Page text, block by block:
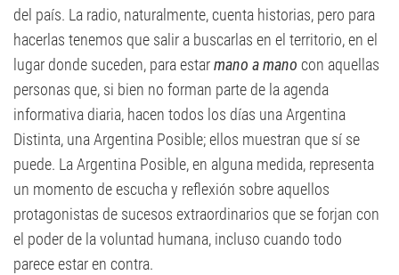
del país. La radio, naturalmente, cuenta historias, pero para
hacerlas tenemos que salir a buscarlas en el territorio, en el
lugar donde suceden, para estarmano a mano con aquellas
personas que, si bien no forman parte de la agenda
informativa diaria, hacen todos los días una Argentina
Distinta, una Argentina Posible; ellos muestran que sí se
puede. La Argentina Posible, en alguna medida, representa
un momento de escucha y reflexión sobre aquellos
protagonistas de sucesos extraordinarios que se forjan con
el poder de la voluntad humana, incluso cuando todo
parece estar en contra.